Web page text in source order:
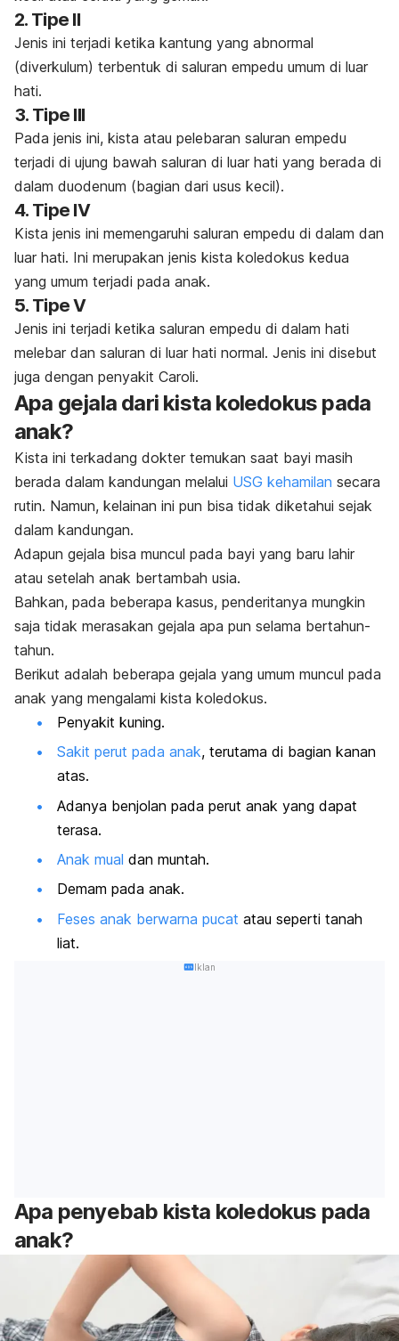
2. Tipe II
Jenis ini terjadi ketika kantung yang abnormal
(diverkulum) terbentuk di saluran empedu umum di luar
hati.
3. Tipe III
Pada jenis ini, kista atau pelebaran saluran empedu
terjadi di ujung bawah saluran di luar hati yang berada di
dalam duodenum (bagian dari usus kecil).
4. Tipe IV
Kista jenis ini memengaruhi saluran empedu di dalam dan
luar hati. Ini merupakan jenis kista koledokus kedua
yang umum terjadi pada anak.
5. Tipe V
Jenis ini terjadi ketika saluran empedu di dalam hati
melebar dan saluran di luar hati normal. Jenis ini disebut
juga dengan penyakit Caroli.
Apa gejala dari kista koledokus pada
anak?
Kista ini terkadang dokter temukan saat bayi masih
berada dalam kandungan melalui USG kehamilan secara
rutin. Namun, kelainan ini pun bisa tidak diketahui sejak
dalam kandungan.
Adapun gejala bisa muncul pada bayi yang baru lahir
atau setelah anak bertambah usia.
Bahkan, pada beberapa kasus, penderitanya mungkin
saja tidak merasakan gejala apa pun selama bertahun-
tahun.
Berikut adalah beberapa gejala yang umum muncul pada
anak yang mengalami kista koledokus.
Penyakit kuning.
Sakit perut pada anak, terutama di bagian kanan
atas.
Adanya benjolan pada perut anak yang dapat
terasa.
Anak mual dan muntah.
Demam pada anak.
Feses anak berwarna pucat atau seperti tanah
liat.
Iklan
Apa penyebab kista koledokus pada
anak?